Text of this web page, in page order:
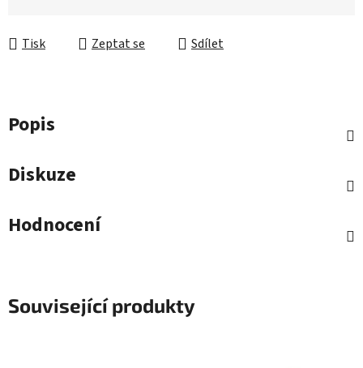
Tisk Zeptat se Sdílet
Popis
Diskuze
Hodnocení
Související produkty